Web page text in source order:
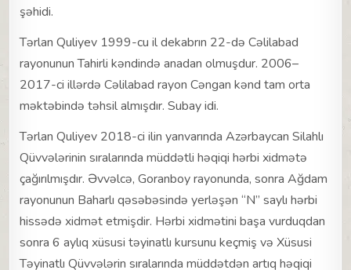
şəhidi.
Tərlan Quliyev 1999-cu il dekabrın 22-də Cəlilabad
rayonunun Tahirli kəndində anadan olmuşdur. 2006–
2017-ci illərdə Cəlilabad rayon Cəngan kənd tam orta
məktəbində təhsil almışdır. Subay idi.
Tərlan Quliyev 2018-ci ilin yanvarında Azərbaycan Silahlı
Qüvvələrinin sıralarında müddətli həqiqi hərbi xidmətə
çağırılmışdır. Əvvəlcə, Goranboy rayonunda, sonra Ağdam
rayonunun Baharlı qəsəbəsində yerləşən “N” saylı hərbi
hissədə xidmət etmişdir. Hərbi xidmətini başa vurduqdan
sonra 6 aylıq xüsusi təyinatlı kursunu keçmiş və Xüsusi
Təyinatlı Qüvvələrin sıralarında müddətdən artıq həqiqi